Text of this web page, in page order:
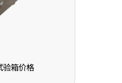
厂家-安全气囊点爆试验舱价格